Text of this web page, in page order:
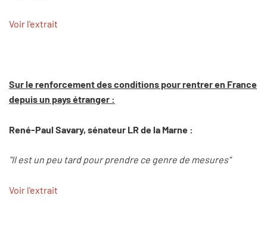
Voir l'extrait
Sur le renforcement des conditions pour rentrer en France
depuis un pays étranger :
René-Paul Savary, sénateur LR de la Marne :
"Il est un peu tard pour prendre ce genre de mesures"
Voir l'extrait